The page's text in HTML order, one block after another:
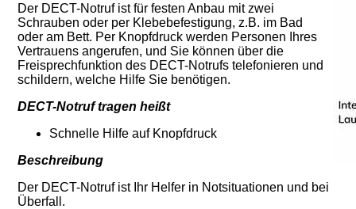
Der DECT-Notruf ist für festen Anbau mit zwei
Schrauben oder per Klebebefestigung, z.B. im Bad
oder am Bett. Per Knopfdruck werden Personen Ihres
Vertrauens angerufen, und Sie können über die
Freisprechfunktion des DECT-Notrufs telefonieren und
schildern, welche Hilfe Sie benötigen.
DECT-Notruf tragen heißt
Schnelle Hilfe auf Knopfdruck
Beschreibung
Der DECT-Notruf ist Ihr Helfer in Notsituationen und bei
Überfall.